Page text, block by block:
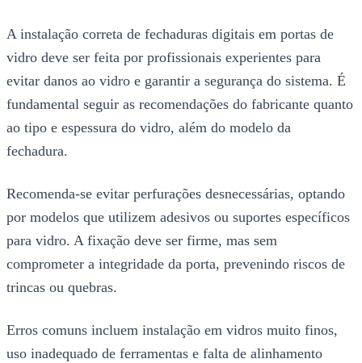
A instalação correta de fechaduras digitais em portas de
vidro deve ser feita por profissionais experientes para
evitar danos ao vidro e garantir a segurança do sistema. É
fundamental seguir as recomendações do fabricante quanto
ao tipo e espessura do vidro, além do modelo da
fechadura.
Recomenda-se evitar perfurações desnecessárias, optando
por modelos que utilizem adesivos ou suportes específicos
para vidro. A fixação deve ser firme, mas sem
comprometer a integridade da porta, prevenindo riscos de
trincas ou quebras.
Erros comuns incluem instalação em vidros muito finos,
uso inadequado de ferramentas e falta de alinhamento